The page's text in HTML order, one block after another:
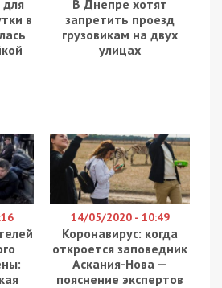
для
в
В Днепре хотят
запретить проезд
грузовикам на двух
улицах
14/05/2020 - 10:49
Коронавирус: когда
откроется заповедник
Аскания-Нова —
пояснение экспертов